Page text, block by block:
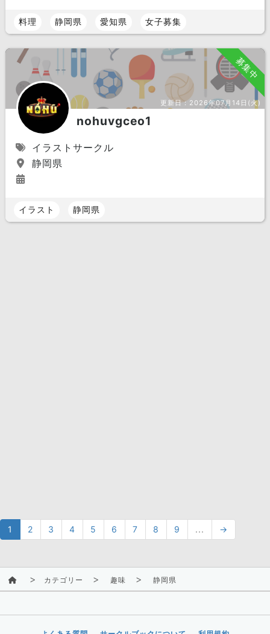
料理 静岡県 愛知県 女子募集
募集中
更新日： 2026年07月14日(火)
nohuvgceo1
イラストサークル
静岡県
イラスト 静岡県
1 2 3 4 5 6 7 8 9 ... →
カテゴリー 趣味 静岡県